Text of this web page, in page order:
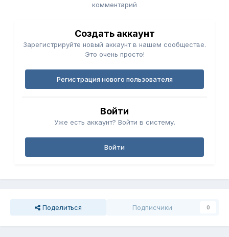
комментарий
Создать аккаунт
Зарегистрируйте новый аккаунт в нашем сообществе.
Это очень просто!
Регистрация нового пользователя
Войти
Уже есть аккаунт? Войти в систему.
Войти
Поделиться Подписчики 0